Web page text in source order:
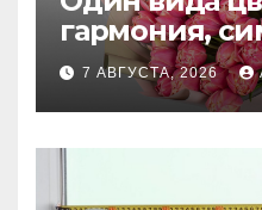
гармония,
секреты
7 АВГУСТА, 2026